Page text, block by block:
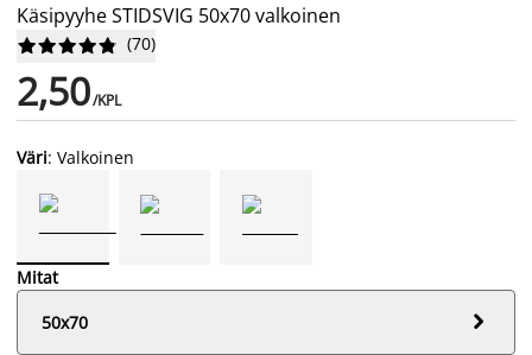
Käsipyyhe STIDSVIG 50x70 valkoinen





 (70)
2,50/KPL
Väri: Valkoinen
Mitat
50x70
